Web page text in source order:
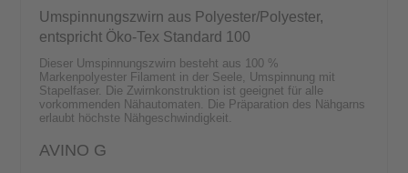
Umspinnungszwirn aus Polyester/Polyester,
entspricht Öko-Tex Standard 100
Dieser Umspinnungszwirn besteht aus 100 %
Markenpolyester Filament in der Seele, Umspinnung mit
Stapelfaser. Die Zwirnkonstruktion ist geeignet für alle
vorkommenden Nähautomaten. Die Präparation des Nähgarns
erlaubt höchste Nähgeschwindigkeit.
AVINO G